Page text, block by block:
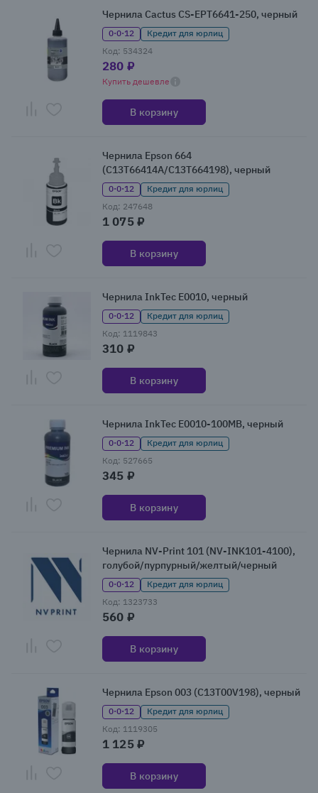
Чернила Cactus CS-EPT6641-250, черный
0·0·12
Кредит для юрлиц
Код: 534324
280 ₽
Купить дешевле
В корзину
Чернила Epson 664
(C13T66414A/C13T664198), черный
0·0·12
Кредит для юрлиц
Код: 247648
1 075 ₽
В корзину
Чернила InkTec E0010, черный
0·0·12
Кредит для юрлиц
Код: 1119843
310 ₽
В корзину
Чернила InkTec E0010-100MB, черный
0·0·12
Кредит для юрлиц
Код: 527665
345 ₽
В корзину
Чернила NV-Print 101 (NV-INK101-4100),
голубой/пурпурный/желтый/черный
0·0·12
Кредит для юрлиц
Код: 1323733
560 ₽
В корзину
Чернила Epson 003 (C13T00V198), черный
0·0·12
Кредит для юрлиц
Код: 1119305
1 125 ₽
В корзину